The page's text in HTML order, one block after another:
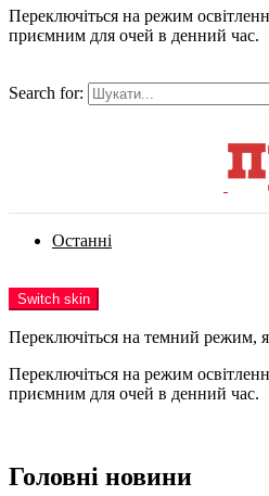
Переключіться на режим
приємним для очей в денний час.
Search for:
Останні
Switch skin
Переключіться на темний режим,
Переключіться на режим
приємним для очей в денний час.
Головні новини